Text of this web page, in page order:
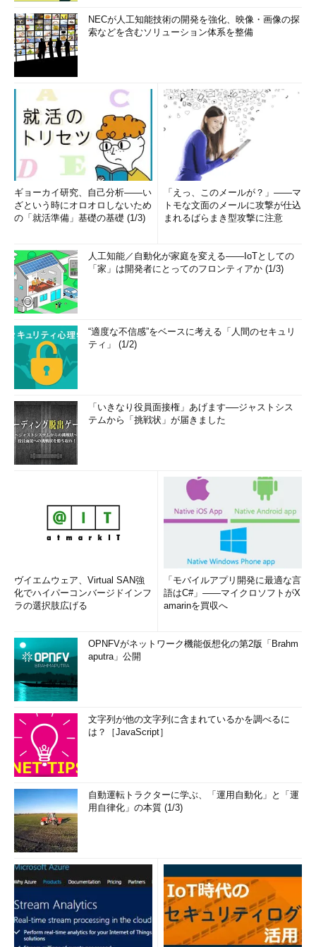
NECが人工知能技術の開発を強化、映像・画像の探
索などを含むソリューション体系を整備
ギョーカイ研究、自己分析――い
ざという時にオロオロしないため
の「就活準備」基礎の基礎 (1/3)
「えっ、このメールが？」――マ
トモな文面のメールに攻撃が仕込
まれるばらまき型攻撃に注意
人工知能／自動化が家庭を変える――IoTとしての
「家」は開発者にとってのフロンティアか (1/3)
“適度な不信感”をベースに考える「人間のセキュリ
ティ」 (1/2)
「いきなり役員面接権」あげます──ジャストシス
テムから「挑戦状」が届きました
ヴイエムウェア、Virtual SAN強
化でハイパーコンバージドインフ
ラの選択肢広げる
「モバイルアプリ開発に最適な言
語はC#」――マイクロソフトがX
amarinを買収へ
OPNFVがネットワーク機能仮想化の第2版「Brahm
aputra」公開
文字列が他の文字列に含まれているかを調べるに
は？［JavaScript］
自動運転トラクターに学ぶ、「運用自動化」と「運
用自律化」の本質 (1/3)